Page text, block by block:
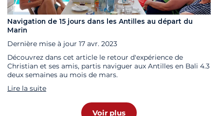
Navigation de 15 jours dans les Antilles au départ du
Marin
Dernière mise à jour 17 avr. 2023
Découvrez dans cet article le retour d'expérience de
Christian et ses amis, partis naviguer aux Antilles en Bali 4.3
deux semaines au mois de mars.
Lire la suite
Voir plus